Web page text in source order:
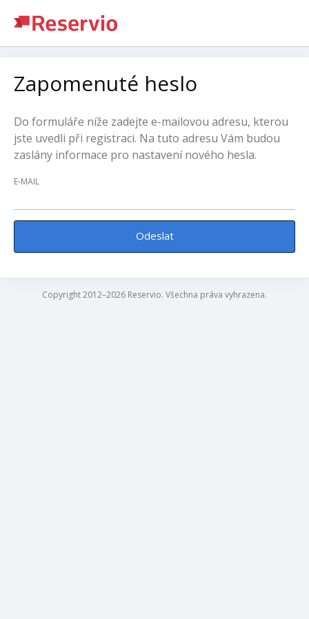
Zapomenuté heslo
Do formuláře níže zadejte e-mailovou adresu, kterou
jste uvedli při registraci. Na tuto adresu Vám budou
zaslány informace pro nastavení nového hesla.
E-MAIL
Odeslat
Copyright 2012–2026 Reservio. Všechna práva vyhrazena.